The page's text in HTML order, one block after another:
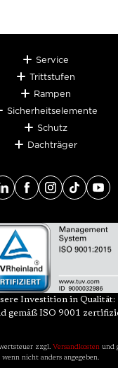
Service
Trittstufen
Rampen
Sicherheitselemente
Schutz
Dachträger
Investition in Qualität:
gemäß ISO 9001
zzgl. Versandkosten und
wenn nicht anders angegeben.